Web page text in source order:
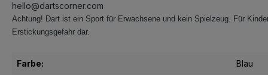
hello@dartscorner.com
Achtung! Dart ist ein Sport für Erwachsene und kein Spielzeug. Für
Erstickungsgefahr dar.
Farbe: Blau